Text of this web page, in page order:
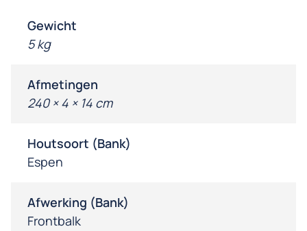
Gewicht
5 kg
Afmetingen
240 × 4 × 14 cm
Houtsoort (Bank)
Espen
Afwerking (Bank)
Frontbalk